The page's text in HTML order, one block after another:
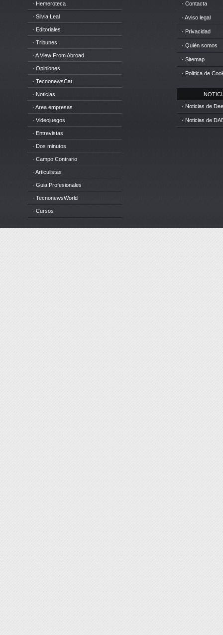
· Hemeroteca
· Silvia Leal
· Editoriales
· Tribunes
· A View From Abroad
· Opiniones
· TecnonewsCat
· Noticias
· Area empresas
· Videojuegos
· Entrevistas
· Dos minutos
· Campo Contrario
· Articulistas
· Guia Profesionales
· TecnonewsWorld
· Cursos
· Contacta
· Aviso legal
· Privacidad
· Quién somos
· Sitemap
· Política de
· Noticias de
· Noticias de